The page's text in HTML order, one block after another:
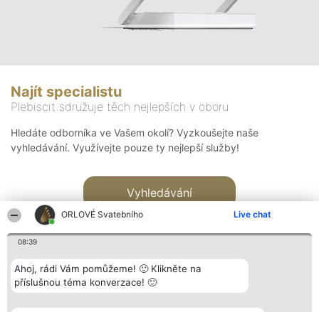
ORLOVÉ Svatebního Live chat
08:39
Ahoj, rádi Vám pomůžeme! 🙂 Klikněte na
příslušnou téma konverzace! 🙂
Najít specialistu
Plebiscit sdružuje těch nejlepších v oboru
Hledáte odborníka ve Vašem okolí? Vyzkoušejte naše
vyhledávání. Využívejte pouze ty nejlepší služby!
Vyhledávání
Bright Side Solutions sp. z o. Vítězové Kontakt